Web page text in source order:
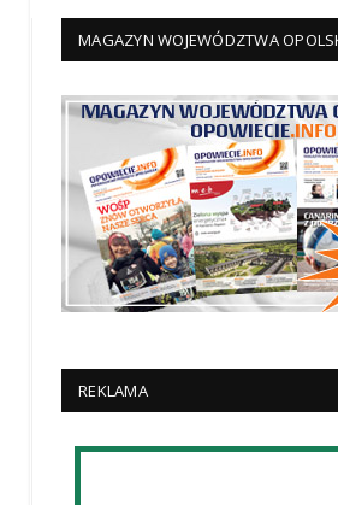
MAGAZYN WOJEWÓDZTWA
REKLAMA